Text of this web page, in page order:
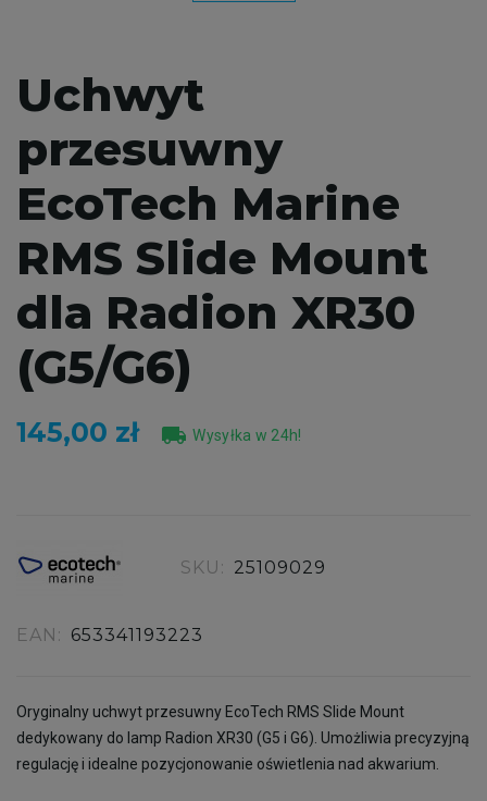
Uchwyt
przesuwny
EcoTech Marine
RMS Slide Mount
dla Radion XR30
(G5/G6)
145,00 zł local_shipping Wysyłka w 24h!
SKU: 25109029
EAN: 653341193223
Oryginalny uchwyt przesuwny EcoTech RMS Slide Mount
dedykowany do lamp Radion XR30 (G5 i G6). Umożliwia precyzyjną
regulację i idealne pozycjonowanie oświetlenia nad akwarium.